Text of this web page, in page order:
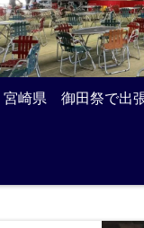
宮崎県 御田祭で出